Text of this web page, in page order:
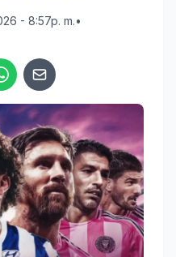
- 8:57p. m.•